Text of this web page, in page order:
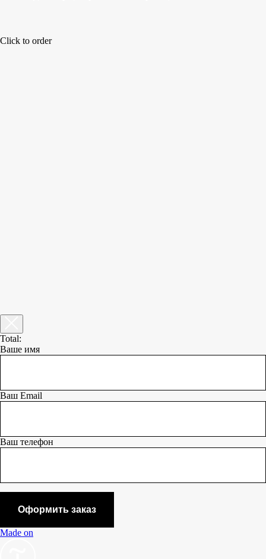
Click to order
Total:
Ваше имя
Ваш Email
Ваш телефон
Оформить заказ
Made on